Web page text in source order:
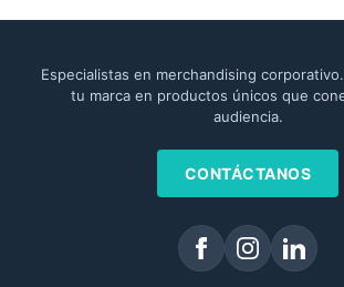
Especialistas en merchandising
tu marca en productos únicos que
audiencia.
CONTÁCTANOS